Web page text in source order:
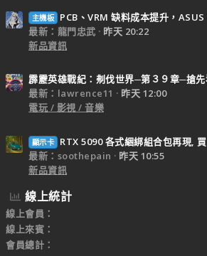
主機板
PCB、VRM 缺料成本提升，
最新：龍門忠武
昨天 20:22
新品資訊
霹靂英雄戰紀：刜伐世界─第３９章─搶
最新：lawrence11
昨天 12:00
電玩 / 影視 / 音樂
顯示卡
RTX 5090 各式綑綁組合包再現,
最新：soothepain
昨天 10:55
新品資訊
線上統計
線上會員
線上來賓
會員總計